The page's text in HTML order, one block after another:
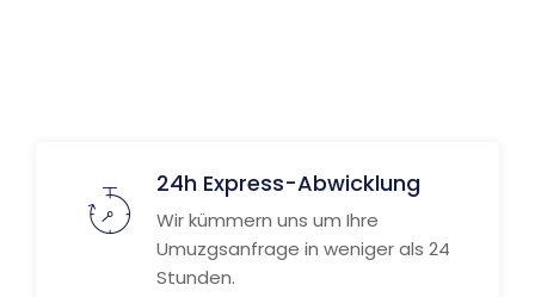
24h Express-Abwicklung
Wir kümmern uns um Ihre
Umuzgsanfrage in weniger als 24
Stunden.